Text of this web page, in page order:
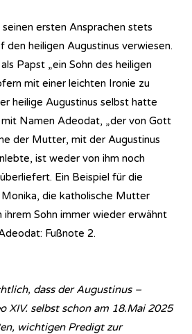
ersten Ansprachen stets
den heiligen Augustinus verwiesen.
Papst „ein Sohn des heiligen
mit einer leichten Ironie zu
heilige Augustinus selbst hatte
mit Namen Adeodat, „der von Gott
der Mutter, mit der Augustinus
ist weder von ihm noch
Ein Beispiel für die
die katholische Mutter
ihrem Sohn immer wieder erwähnt
Fußnote 2.
dass der Augustinus –
XIV. selbst schon am 18.Mai 2025
wichtigen Predigt zur